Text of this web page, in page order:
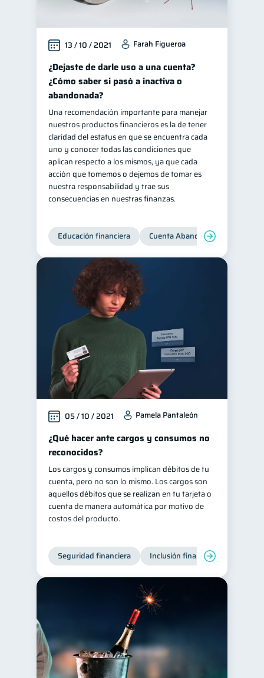
13 / 10 / 2021 Farah Figueroa
¿Dejaste de darle uso a una cuenta?
¿Cómo saber si pasó a inactiva o
abandonada?
Una recomendación importante para manejar
nuestros productos financieros es la de tener
claridad del estatus en que se encuentra cada
uno y conocer todas las condiciones que
aplican respecto a los mismos, ya que cada
acción que tomemos o dejemos de tomar es
nuestra responsabilidad y trae sus
consecuencias en nuestras finanzas.
Educación financiera Cuenta Abandonada
05 / 10 / 2021 Pamela Pantaleón
¿Qué hacer ante cargos y consumos no
reconocidos?
Los cargos y consumos implican débitos de tu
cuenta, pero no son lo mismo. Los cargos son
aquellos débitos que se realizan en tu tarjeta o
cuenta de manera automática por motivo de
costos del producto.
Seguridad financiera Inclusión financiera